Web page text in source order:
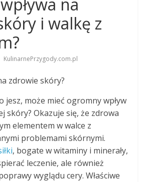
na
i walkę z
KulinarnePrzygody.com.pl
zdrowie skóry?
jesz, może mieć ogromny wpływ
skóry? Okazuje się, że zdrowa
elementem w walce z
problemami skórnymi.
, bogate w witaminy i minerały,
leczenie, ale również
wyglądu cery. Właściwe